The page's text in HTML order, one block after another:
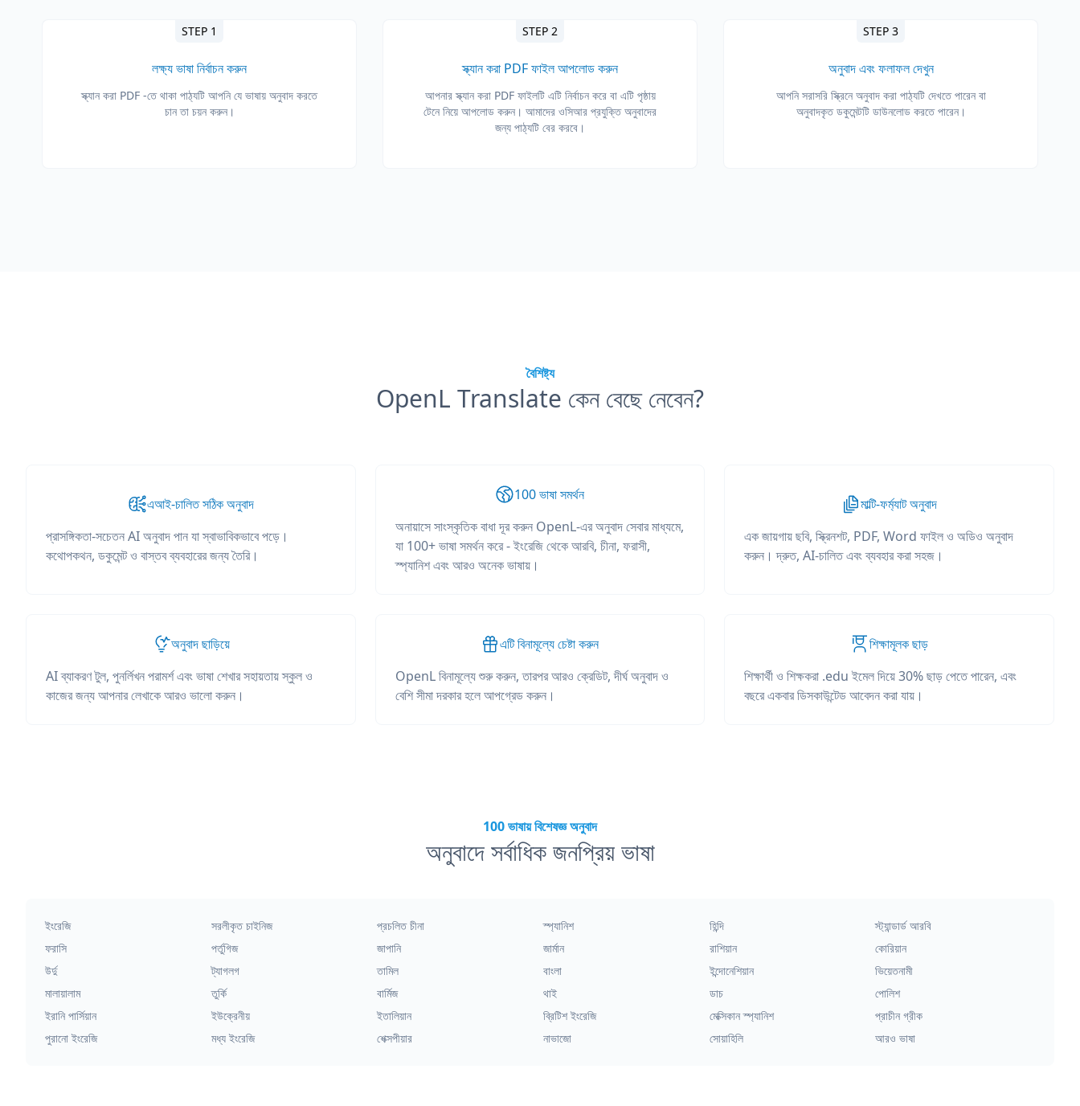
STEP 1
লক্ষ্য ভাষা নির্বাচন করুন
স্ক্যান করা PDF -তে থাকা পাঠ্যটি আপনি যে ভাষায় অনুবাদ করতে
চান তা চয়ন করুন।
STEP 2
স্ক্যান করা PDF ফাইল আপলোড করুন
আপনার স্ক্যান করা PDF ফাইলটি এটি নির্বাচন করে বা এটি পৃষ্ঠায়
টেনে নিয়ে আপলোড করুন। আমাদের ওসিআর প্রযুক্তি অনুবাদের
জন্য পাঠ্যটি বের করবে।
STEP 3
অনুবাদ এবং ফলাফল দেখুন
আপনি সরাসরি স্ক্রিনে অনুবাদ করা পাঠ্যটি দেখতে পারেন বা
অনুবাদকৃত ডকুমেন্টটি ডাউনলোড করতে পারেন।
বৈশিষ্ট্য
OpenL Translate কেন বেছে নেবেন?
এআই-চালিত সঠিক অনুবাদ
প্রাসঙ্গিকতা-সচেতন AI অনুবাদ পান যা স্বাভাবিকভাবে পড়ে।
কথোপকথন, ডকুমেন্ট ও বাস্তব ব্যবহারের জন্য তৈরি।
100 ভাষা সমর্থন
অনায়াসে সাংস্কৃতিক বাধা দূর করুন OpenL-এর অনুবাদ সেবার মাধ্যমে,
যা 100+ ভাষা সমর্থন করে - ইংরেজি থেকে আরবি, চীনা, ফরাসী,
স্প্যানিশ এবং আরও অনেক ভাষায়।
মাল্টি-ফর্ম্যাট অনুবাদ
এক জায়গায় ছবি, স্ক্রিনশট, PDF, Word ফাইল ও অডিও অনুবাদ
করুন। দ্রুত, AI-চালিত এবং ব্যবহার করা সহজ।
অনুবাদ ছাড়িয়ে
AI ব্যাকরণ টুল, পুনর্লিখন পরামর্শ এবং ভাষা শেখার সহায়তায় স্কুল ও
কাজের জন্য আপনার লেখাকে আরও ভালো করুন।
এটি বিনামূল্যে চেষ্টা করুন
OpenL বিনামূল্যে শুরু করুন, তারপর আরও ক্রেডিট, দীর্ঘ অনুবাদ ও
বেশি সীমা দরকার হলে আপগ্রেড করুন।
শিক্ষামূলক ছাড়
শিক্ষার্থী ও শিক্ষকরা .edu ইমেল দিয়ে 30% ছাড় পেতে পারেন, এবং
বছরে একবার ডিসকাউন্টেড আবেদন করা যায়।
100 ভাষায় বিশেষজ্ঞ অনুবাদ
অনুবাদে সর্বাধিক জনপ্রিয় ভাষা
ইংরেজি সরলীকৃত চাইনিজ প্রচলিত চীনা স্প্যানিশ হিন্দি
স্ট্যান্ডার্ড আরবি
ফরাসি
পর্তুগিজ জাপানি জার্মান রাশিয়ান
কোরিয়ান
উর্দু
ট্যাগলগ তামিল বাংলা ইন্দোনেশিয়ান
ভিয়েতনামী
মালায়ালাম
তুর্কি বার্মিজ থাই ডাচ
পোলিশ
ইরানি পার্সিয়ান
ইউক্রেনীয় ইতালিয়ান ব্রিটিশ ইংরেজি মেক্সিকান স্প্যানিশ
প্রাচীন গ্রীক
পুরানো ইংরেজি
মধ্য ইংরেজি শেক্সপীয়ার নাভাজো সোয়াহিলি আরও ভাষা